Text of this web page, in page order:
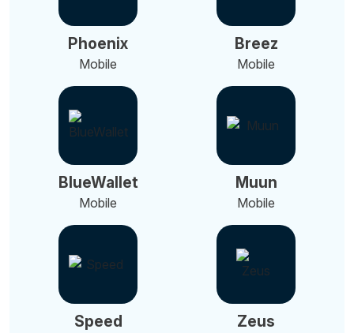
Phoenix
Mobile
Breez
Mobile
BlueWallet
Mobile
Muun
Mobile
Speed Zeus